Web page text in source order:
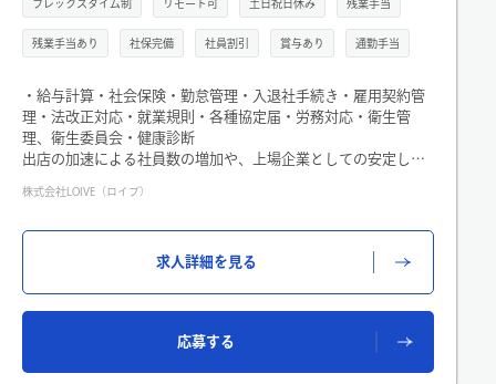
フレックスタイム制 リモート可 土日祝日休み 残業手当
残業手当あり 社保完備 社員割引 賞与あり 通勤手当
・給与計算・社会保険・勤怠管理・入退社手続き・雇用契約管
理・法改正対応・就業規則・各種協定届・労務対応・衛生管
理、衛生委員会・健康診断
出店の加速による社員数の増加や、上場企業としての安定した
になりました。具体的には、これまでの実務経験によって検討
(雇入れ直後)人事労務部労務課（所属部門）に関わる業務全般及
株式会社LOIVE（ロイブ）
求人詳細を見る
応募する